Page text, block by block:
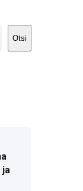
Otsi
ja